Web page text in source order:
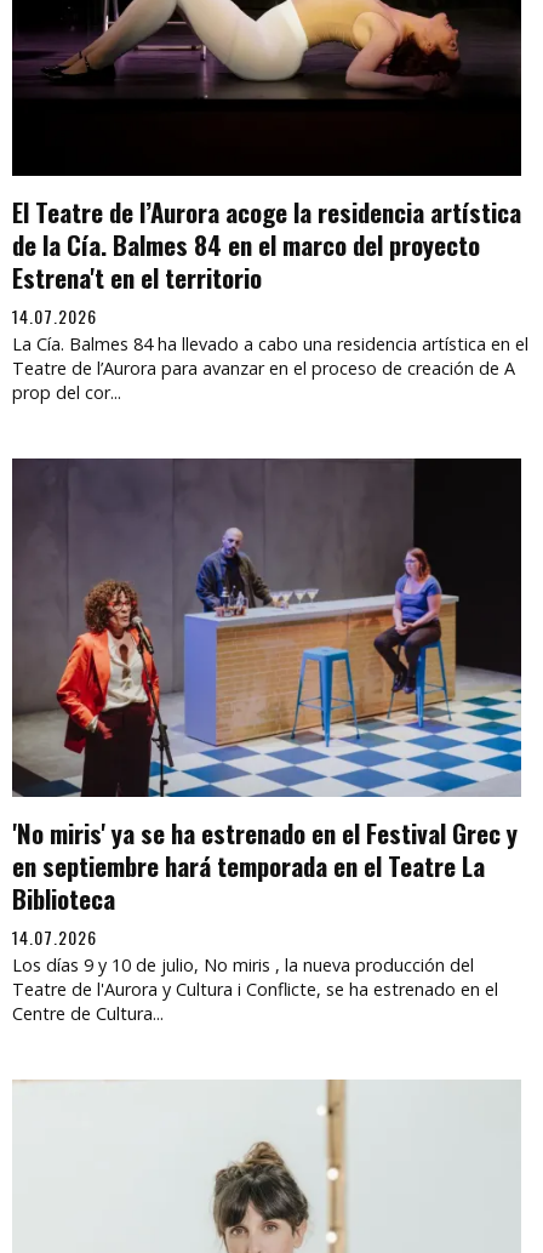
El Teatre de l’Aurora acoge la residencia artística
de la Cía. Balmes 84 en el marco del proyecto
Estrena't en el territorio
14.07.2026
La Cía. Balmes 84 ha llevado a cabo una residencia artística en el
Teatre de l’Aurora para avanzar en el proceso de creación de A
prop del cor...
'No miris' ya se ha estrenado en el Festival Grec y
en septiembre hará temporada en el Teatre La
Biblioteca
14.07.2026
Los días 9 y 10 de julio, No miris , la nueva producción del
Teatre de l'Aurora y Cultura i Conflicte, se ha estrenado en el
Centre de Cultura...